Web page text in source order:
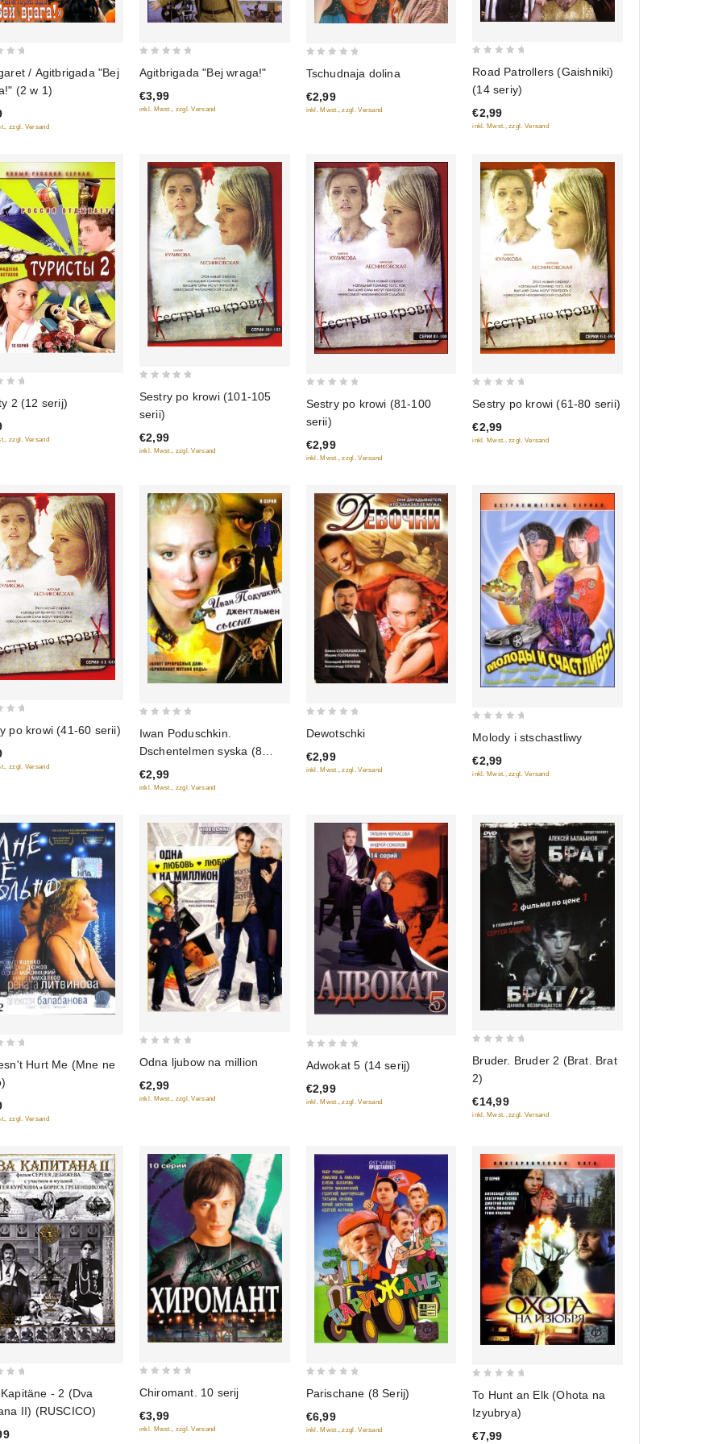
/ Agitbrigada "Bej
(2 w 1)
zzgl. Versand
out
of
5
Agitbrigada "Bej wraga!"
€3,99
inkl. Mwst., zzgl. Versand
of
5
Tschudnaja dolina
€2,99
inkl. Mwst., zzgl. Versand
of
5
Road Patrollers (Gaishniki)
(14 seriy)
€2,99
inkl. Mwst., zzgl. Versand
2 (12 serij)
zzgl. Versand
of
5
Sestry po krowi (101-105
serii)
€2,99
inkl. Mwst., zzgl. Versand
of
5
Sestry po krowi (81-100
serii)
€2,99
inkl. Mwst., zzgl. Versand
of
5
Sestry po krowi (61-80 serii)
€2,99
inkl. Mwst., zzgl. Versand
po krowi (41-60 serii)
zzgl. Versand
of
5
Iwan Poduschkin.
Dschentelmen syska (8
Serii)
€2,99
inkl. Mwst., zzgl. Versand
of
5
Dewotschki
€2,99
inkl. Mwst., zzgl. Versand
of
5
Molody i stschastliwy
€2,99
inkl. Mwst., zzgl. Versand
Hurt Me (Mne ne
zzgl. Versand
of
5
Odna ljubow na million
€2,99
inkl. Mwst., zzgl. Versand
of
5
Adwokat 5 (14 serij)
€2,99
inkl. Mwst., zzgl. Versand
of
5
Bruder. Bruder 2 (Brat. Brat
2)
€14,99
inkl. Mwst., zzgl. Versand
- 2 (Dva
II) (RUSCICO)
of
5
Chiromant. 10 serij
€3,99
inkl. Mwst., zzgl. Versand
of
5
Parischane (8 Serij)
€6,99
inkl. Mwst., zzgl. Versand
of
5
To Hunt an Elk (Ohota na
Izyubrya)
€7,99